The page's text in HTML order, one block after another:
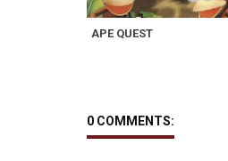
APE QUEST
0 COMMENTS: